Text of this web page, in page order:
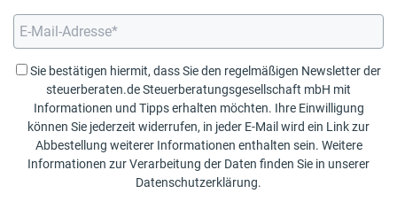
Sie bestätigen hiermit, dass Sie den regelmäßigen Newsletter der
steuerberaten.de Steuerberatungsgesellschaft mbH mit
Informationen und Tipps erhalten möchten. Ihre Einwilligung
können Sie jederzeit widerrufen, in jeder E-Mail wird ein Link zur
Abbestellung weiterer Informationen enthalten sein. Weitere
Informationen zur Verarbeitung der Daten finden Sie in unserer
Datenschutzerklärung.